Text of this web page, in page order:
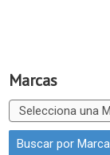
Marcas